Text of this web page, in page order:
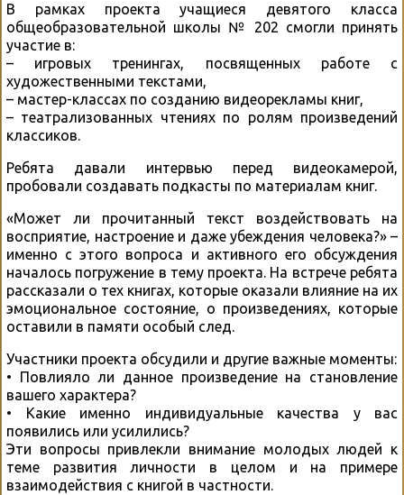
В рамках проекта учащиеся девятого класса
общеобразовательной школы № 202 смогли принять
участие в:
– игровых тренингах, посвященных работе с
художественными текстами,
– мастер-классах по созданию видеорекламы книг,
– театрализованных чтениях по ролям произведений
классиков.
Ребята давали интервью перед видеокамерой,
пробовали создавать подкасты по материалам книг.
«Может ли прочитанный текст воздействовать на
восприятие, настроение и даже убеждения человека?» –
именно с этого вопроса и активного его обсуждения
началось погружение в тему проекта. На встрече ребята
рассказали о тех книгах, которые оказали влияние на их
эмоциональное состояние, о произведениях, которые
оставили в памяти особый след.
Участники проекта обсудили и другие важные моменты:
• Повлияло ли данное произведение на становление
вашего характера?
• Какие именно индивидуальные качества у вас
появились или усилились?
Эти вопросы привлекли внимание молодых людей к
теме развития личности в целом и на примере
взаимодействия с книгой в частности.